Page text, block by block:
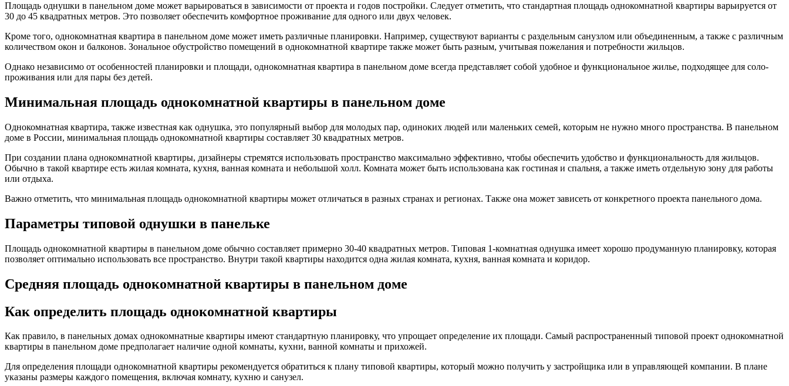
Площадь однушки в панельном доме может варьироваться в зависимости от проекта и годов постройки. Следует отметить, что стандартная площадь однокомнатной квартиры варьируется от
30 до 45 квадратных метров. Это позволяет обеспечить комфортное проживание для одного или двух человек.
Кроме того, однокомнатная квартира в панельном доме может иметь различные планировки. Например, существуют варианты с раздельным санузлом или объединенным, а также с различным
количеством окон и балконов. Зональное обустройство помещений в однокомнатной квартире также может быть разным, учитывая пожелания и потребности жильцов.
Однако независимо от особенностей планировки и площади, однокомнатная квартира в панельном доме всегда представляет собой удобное и функциональное жилье, подходящее для соло-
проживания или для пары без детей.
Минимальная площадь однокомнатной квартиры в панельном доме
Однокомнатная квартира, также известная как однушка, это популярный выбор для молодых пар, одиноких людей или маленьких семей, которым не нужно много пространства. В панельном
доме в России, минимальная площадь однокомнатной квартиры составляет 30 квадратных метров.
При создании плана однокомнатной квартиры, дизайнеры стремятся использовать пространство максимально эффективно, чтобы обеспечить удобство и функциональность для жильцов.
Обычно в такой квартире есть жилая комната, кухня, ванная комната и небольшой холл. Комната может быть использована как гостиная и спальня, а также иметь отдельную зону для работы
или отдыха.
Важно отметить, что минимальная площадь однокомнатной квартиры может отличаться в разных странах и регионах. Также она может зависеть от конкретного проекта панельного дома.
Параметры типовой однушки в панельке
Площадь однокомнатной квартиры в панельном доме обычно составляет примерно 30-40 квадратных метров. Типовая 1-комнатная однушка имеет хорошо продуманную планировку, которая
позволяет оптимально использовать все пространство. Внутри такой квартиры находится одна жилая комната, кухня, ванная комната и коридор.
Средняя площадь однокомнатной квартиры в панельном доме
Как определить площадь однокомнатной квартиры
Как правило, в панельных домах однокомнатные квартиры имеют стандартную планировку, что упрощает определение их площади. Самый распространенный типовой проект однокомнатной
квартиры в панельном доме предполагает наличие одной комнаты, кухни, ванной комнаты и прихожей.
Для определения площади однокомнатной квартиры рекомендуется обратиться к плану типовой квартиры, который можно получить у застройщика или в управляющей компании. В плане
указаны размеры каждого помещения, включая комнату, кухню и санузел.